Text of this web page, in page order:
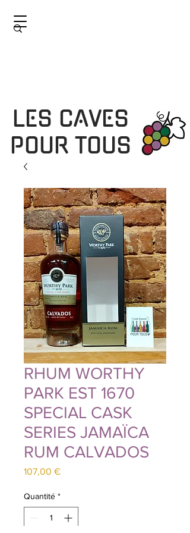
LES CAVES
POUR TOUS
RHUM WORTHY
PARK EST 1670
SPECIAL CASK
SERIES JAMAÏCA
RUM CALVADOS
107,00 €Prix
Quantité *